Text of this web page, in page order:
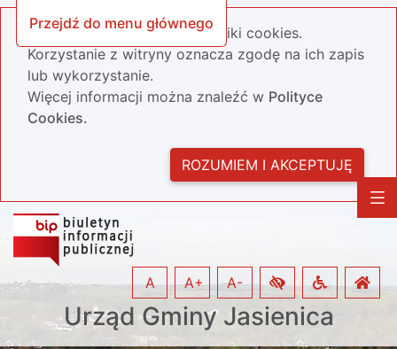
Przejdź do menu głównego
Nasza strona wykorzystuje pliki cookies.
Korzystanie z witryny oznacza zgodę na ich zapis
lub wykorzystanie.
Więcej informacji można znaleźć w Polityce
Cookies.
ROZUMIEM I AKCEPTUJĘ
Urząd Gminy Jasienica
A A+ A-